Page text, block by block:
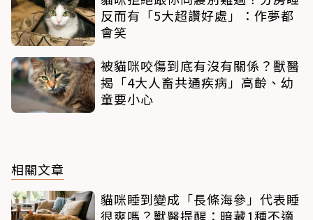
反而有「5大超讚好處」：作夢都
會笑
被貓咪咬傷到底有沒有關係？獸醫
揭「4大人畜共通疾病」高齡、幼
童要小心
相關文章
貓咪睡到變成「長條海參」代表睡
很爽嗎？獸醫提醒：暗藏1種不適